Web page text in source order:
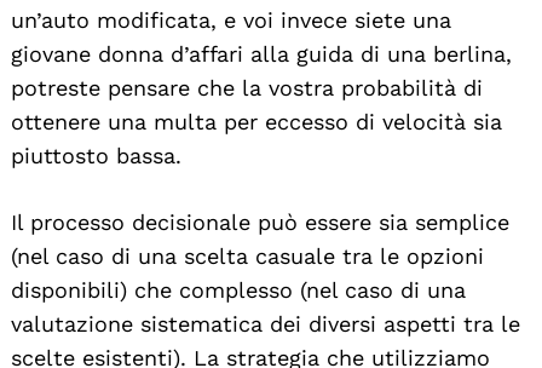
un’auto modificata, e voi invece siete una
giovane donna d’affari alla guida di una berlina,
potreste pensare che la vostra probabilità di
ottenere una multa per eccesso di velocità sia
piuttosto bassa.
Il processo decisionale può essere sia semplice
(nel caso di una scelta casuale tra le opzioni
disponibili) che complesso (nel caso di una
valutazione sistematica dei diversi aspetti tra le
scelte esistenti). La strategia che utilizziamo